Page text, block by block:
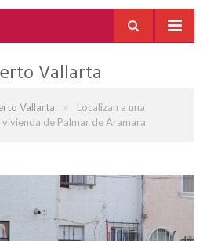
Vallarta
Vallarta »
Localizan a una
de Palmar de Aramara